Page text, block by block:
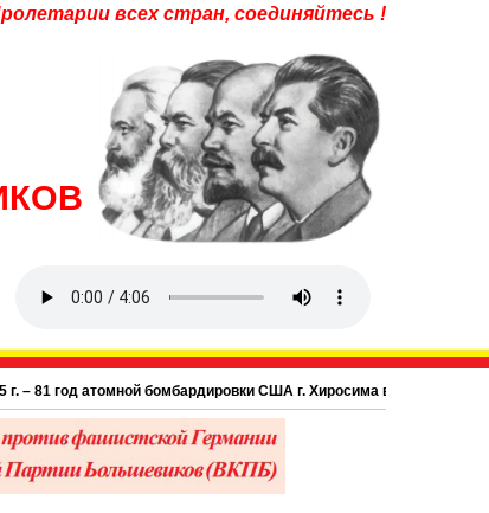
всех стран, соединяйтесь !
год атомной бомбардировки США г. Хиросима в Японии.